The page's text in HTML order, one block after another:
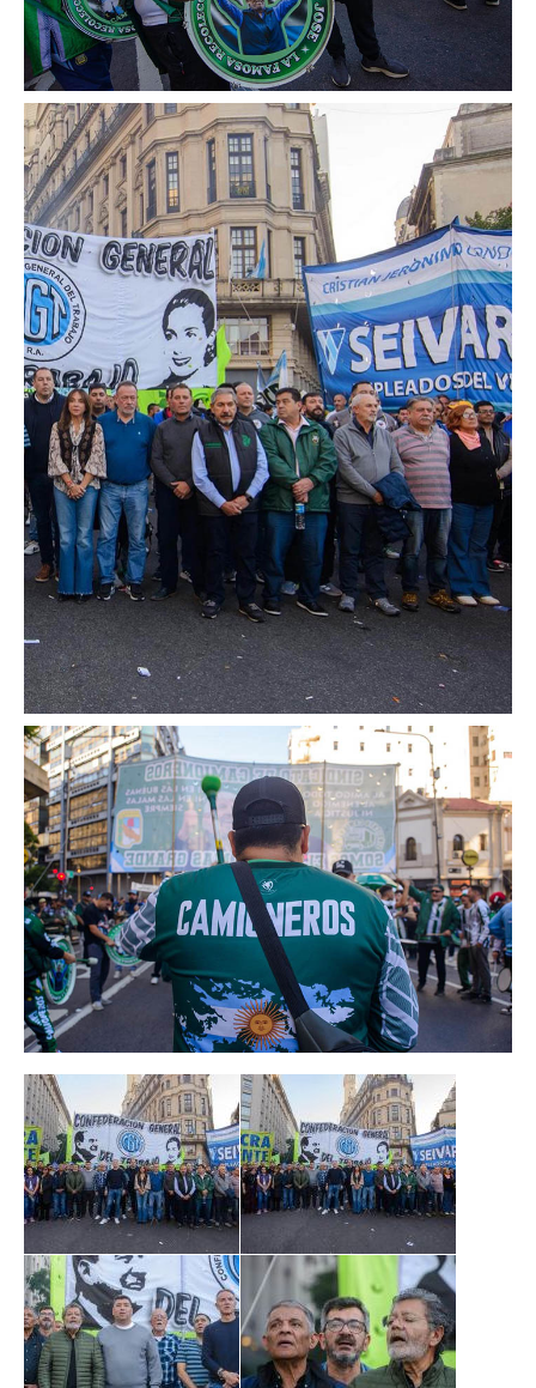
Impresión boletas
Ultima Escala Salarial
Pago de aportes por CBU
Otros
Libre deuda y conflicto
Contacto por ramas
Noticias ramas
Noticias gremiales
Atención Transitoria de Anses ULAT
CCT 40/89
Psicofísico
Obra social
Oschoca
Autoridades obra social
Clínicas de atención
Seccionales oschoca
Consultorios externos
Prevención
Medicamentos
Formularios
Beneficios
Autorizaciones PMI
Autorizaciones
Reintegros
Requisitos fertilidad
Credencial digital OSCHOCA
Coseguros y Exenciones